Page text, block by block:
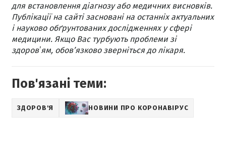
для встановлення діагнозу або медичних висновків.
Публікації на сайті засновані на останніх актуальних
і науково обґрунтованих дослідженнях у сфері
медицини. Якщо Вас турбують проблеми зі
здоровʼям, обов’язково зверніться до лікаря.
Пов'язані теми:
ЗДОРОВ'Я НОВИНИ ПРО КОРОНАВІРУС